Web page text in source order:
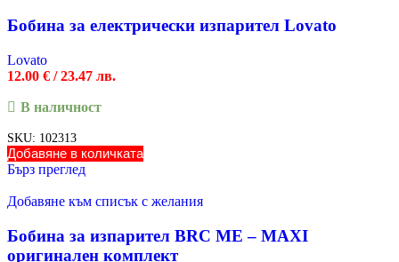
Бобина за електрически изпарител Lovato
Lovato
12.00 € / 23.47 лв.
В наличност
SKU: 102313
Добавяне в количката
Бърз преглед
Добавяне към списък с желания
Бобина за изпарител BRC ME – MAXI
оригинален комплект